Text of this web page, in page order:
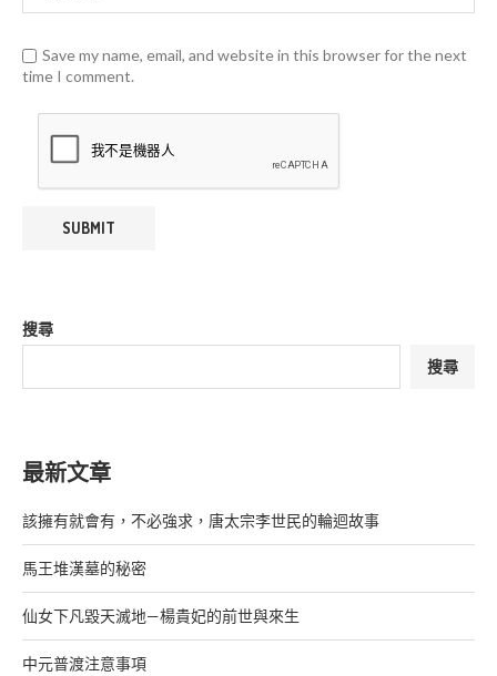
Save my name, email, and website in this browser for the next
time I comment.
搜尋
搜尋
最新文章
該擁有就會有，不必強求，唐太宗李世民的輪迴故事
馬王堆漢墓的秘密
仙女下凡毀天滅地—楊貴妃的前世與來生
中元普渡注意事項